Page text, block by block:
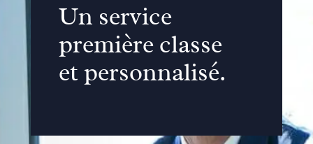
Un service
première classe
et personnalisé.